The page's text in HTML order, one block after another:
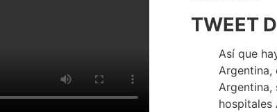
TWEET
Así que
Argentina,
Argentina,
hospitales